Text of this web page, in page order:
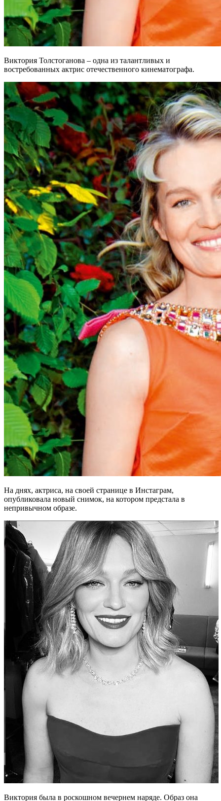
Виктория Толстоганова – одна из талантливых и
востребованных актрис отечественного кинематографа.
На днях, актриса, на своей странице в Инстаграм,
опубликовала новый снимок, на котором предстала в
непривычном образе.
Виктория была в роскошном вечернем наряде. Образ она